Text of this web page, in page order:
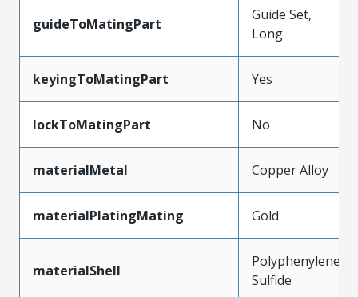
guideToMatingPart
Guide Set,
Long
keyingToMatingPart Yes
lockToMatingPart No
materialMetal Copper Alloy
materialPlatingMating Gold
materialShell
Polyphenylene
Sulfide